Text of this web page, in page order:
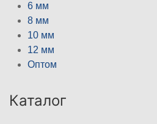
6 мм
8 мм
10 мм
12 мм
Оптом
Каталог